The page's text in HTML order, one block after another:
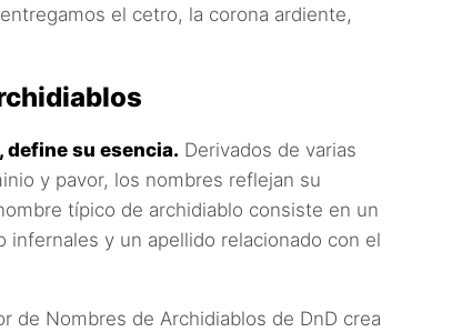
el cetro, la corona ardiente,
define su esencia. Derivados de varias
y pavor, los nombres reflejan su
típico de archidiablo consiste en un
y un apellido relacionado con el
de Nombres de Archidiablos de DnD crea